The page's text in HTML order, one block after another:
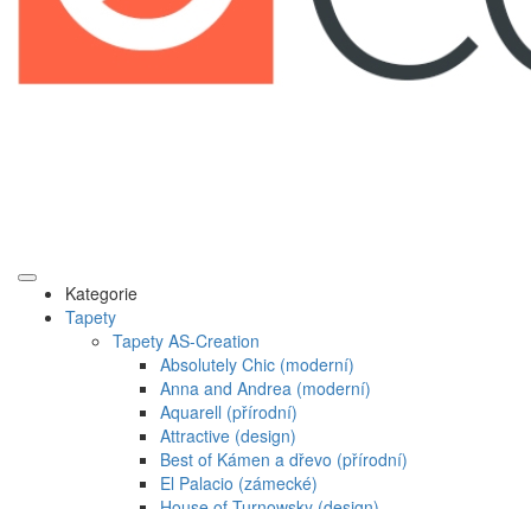
Kategorie
Tapety
Tapety AS-Creation
Absolutely Chic (moderní)
Anna and Andrea (moderní)
Aquarell (přírodní)
Attractive (design)
Best of Kámen a dřevo (přírodní)
El Palacio (zámecké)